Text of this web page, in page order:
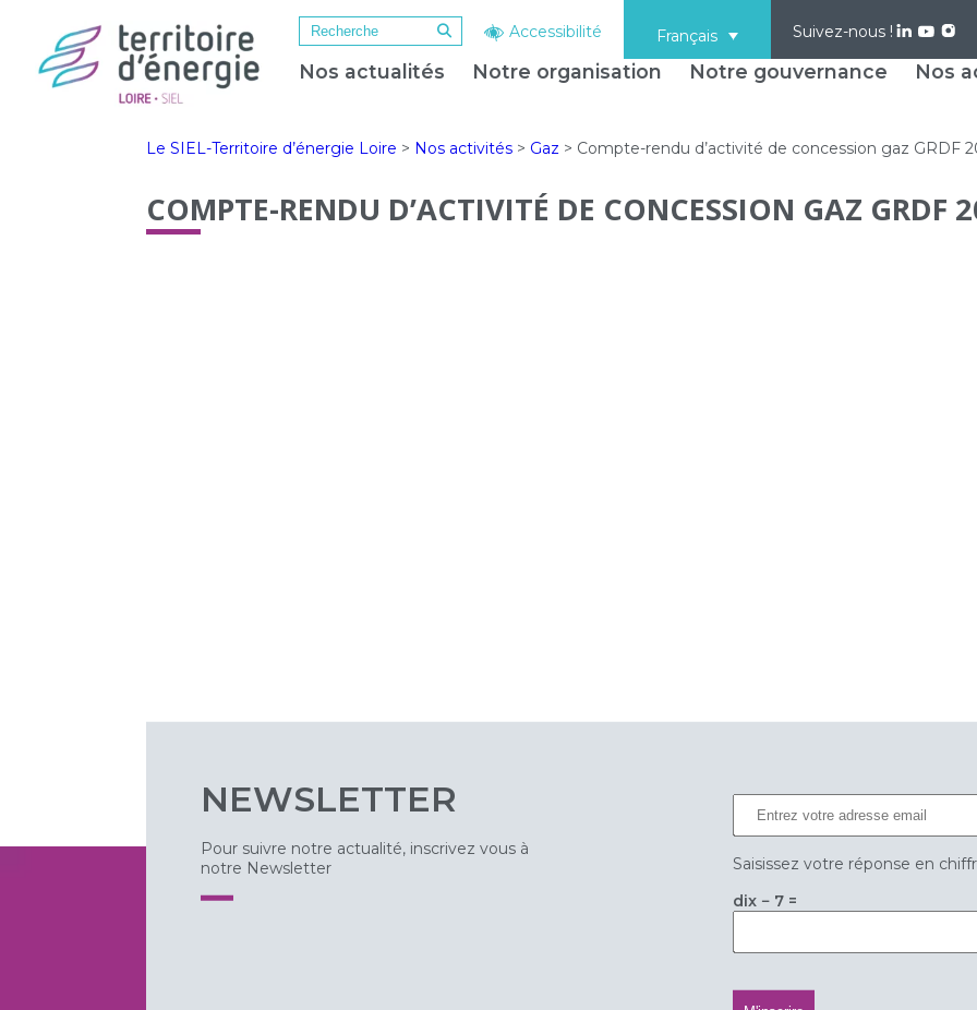
Accessibilité Français Suivez-nous !
Nos actualités Notre organisation Notre gouvernance Nos
Le SIEL-Territoire d’énergie Loire > Nos activités > Gaz > Compte-rendu d’activité de concession gaz GRDF
COMPTE-RENDU D’ACTIVITÉ DE CONCESSION GAZ GRDF
NEWSLETTER
Pour suivre notre actualité, inscrivez vous à
notre Newsletter
Saisissez votre réponse en
dix − 7 =